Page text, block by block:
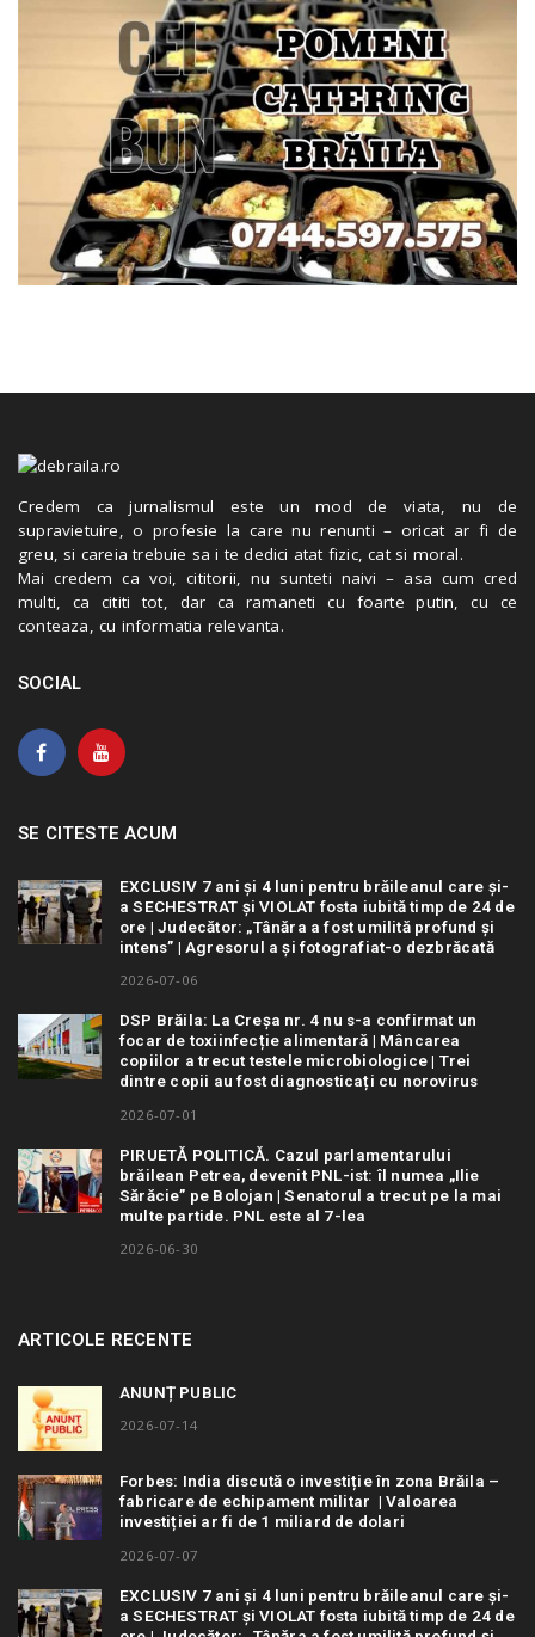
Credem ca jurnalismul este un mod de viata, nu de
supravietuire, o profesie la care nu renunti – oricat ar fi de
greu, si careia trebuie sa i te dedici atat fizic, cat si moral.
Mai credem ca voi, cititorii, nu sunteti naivi – asa cum cred
multi, ca cititi tot, dar ca ramaneti cu foarte putin, cu ce
conteaza, cu informatia relevanta.
SOCIAL
SE CITESTE ACUM
EXCLUSIV 7 ani și 4 luni pentru brăileanul care și-
a SECHESTRAT și VIOLAT fosta iubită timp de 24 de
ore | Judecător: „Tânăra a fost umilită profund și
intens” | Agresorul a și fotografiat-o dezbrăcată
2026-07-06
DSP Brăila: La Creșa nr. 4 nu s-a confirmat un
focar de toxiinfecție alimentară | Mâncarea
copiilor a trecut testele microbiologice | Trei
dintre copii au fost diagnosticați cu norovirus
2026-07-01
PIRUETĂ POLITICĂ. Cazul parlamentarului
brăilean Petrea, devenit PNL-ist: îl numea „Ilie
Sărăcie” pe Bolojan | Senatorul a trecut pe la mai
multe partide. PNL este al 7-lea
2026-06-30
ARTICOLE RECENTE
ANUNȚ PUBLIC
2026-07-14
Forbes: India discută o investiție în zona Brăila –
fabricare de echipament militar | Valoarea
investiției ar fi de 1 miliard de dolari
2026-07-07
EXCLUSIV 7 ani și 4 luni pentru brăileanul care și-
a SECHESTRAT și VIOLAT fosta iubită timp de 24 de